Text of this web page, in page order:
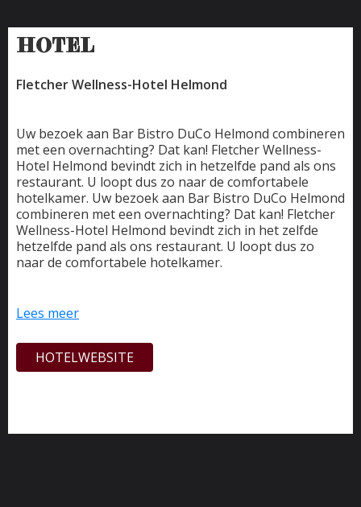
HOTEL
Fletcher Wellness-Hotel Helmond
Uw bezoek aan Bar Bistro DuCo Helmond combineren
met een overnachting? Dat kan! Fletcher Wellness-
Hotel Helmond bevindt zich in hetzelfde pand als ons
restaurant. U loopt dus zo naar de comfortabele
hotelkamer. Uw bezoek aan Bar Bistro DuCo Helmond
combineren met een overnachting? Dat kan! Fletcher
Wellness-Hotel Helmond bevindt zich in het zelfde
hetzelfde pand als ons restaurant. U loopt dus zo
naar de comfortabele hotelkamer.
10 bowlingbanen en het luxe BLUE Wellnessresort
een e-bike om de historische, natuurrijke omgeving te
verkennen. U hoeft zich geen moment te vervelen.
Lees meer
HOTELWEBSITE